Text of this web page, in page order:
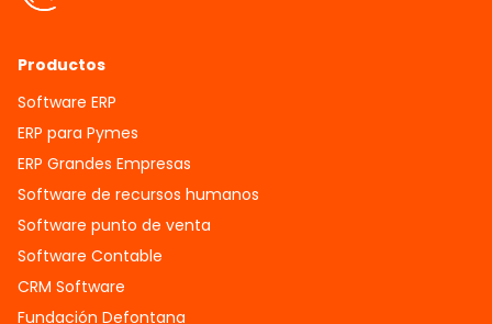
Productos
Software ERP
ERP para Pymes
ERP Grandes Empresas
Software de recursos humanos
Software punto de venta
Software Contable
CRM Software
Fundación Defontana